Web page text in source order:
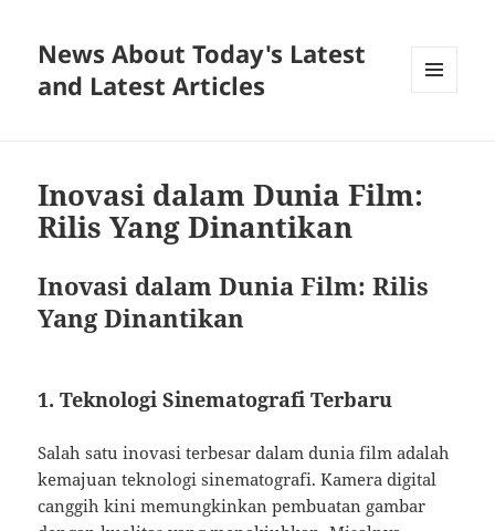
News About Today's Latest
and Latest Articles
Inovasi dalam Dunia Film:
Rilis Yang Dinantikan
Inovasi dalam Dunia Film: Rilis
Yang Dinantikan
1. Teknologi Sinematografi Terbaru
Salah satu inovasi terbesar dalam dunia film adalah
kemajuan teknologi sinematografi. Kamera digital
canggih kini memungkinkan pembuatan gambar